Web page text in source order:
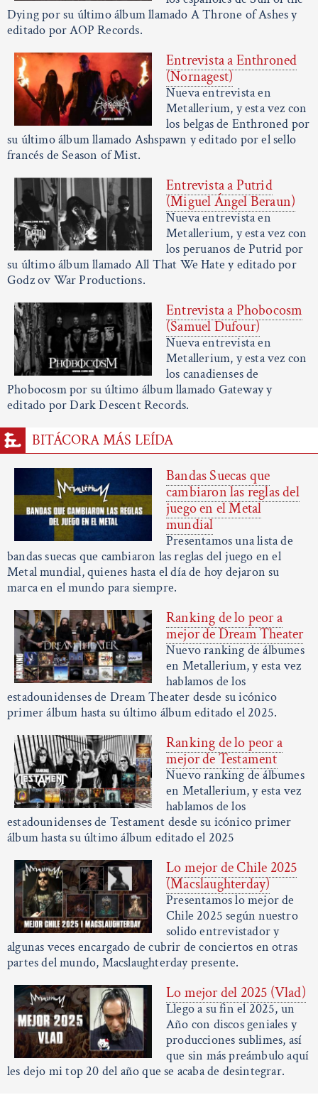
Dying por su último álbum llamado A Throne of Ashes y
editado por AOP Records.
Entrevista a Enthroned
(Nornagest)
Nueva entrevista en
Metallerium, y esta vez con
los belgas de Enthroned por
su último álbum llamado Ashspawn y editado por el sello
francés de Season of Mist.
Entrevista a Putrid
(Miguel Ángel Beraun)
Nueva entrevista en
Metallerium, y esta vez con
los peruanos de Putrid por
su último álbum llamado All That We Hate y editado por
Godz ov War Productions.
Entrevista a Phobocosm
(Samuel Dufour)
Nueva entrevista en
Metallerium, y esta vez con
los canadienses de
Phobocosm por su último álbum llamado Gateway y
editado por Dark Descent Records.
BITÁCORA MÁS LEÍDA
Bandas Suecas que
cambiaron las reglas del
juego en el Metal
mundial
Presentamos una lista de
bandas suecas que cambiaron las reglas del juego en el
Metal mundial, quienes hasta el día de hoy dejaron su
marca en el mundo para siempre.
Ranking de lo peor a
mejor de Dream Theater
Nuevo ranking de álbumes
en Metallerium, y esta vez
hablamos de los
estadounidenses de Dream Theater desde su icónico
primer álbum hasta su último álbum editado el 2025.
Ranking de lo peor a
mejor de Testament
Nuevo ranking de álbumes
en Metallerium, y esta vez
hablamos de los
estadounidenses de Testament desde su icónico primer
álbum hasta su último álbum editado el 2025
Lo mejor de Chile 2025
(Macslaughterday)
Presentamos lo mejor de
Chile 2025 según nuestro
solido entrevistador y
algunas veces encargado de cubrir de conciertos en otras
partes del mundo, Macslaughterday presente.
Lo mejor del 2025 (Vlad)
Llego a su fin el 2025, un
Año con discos geniales y
producciones sublimes, así
que sin más preámbulo aquí
les dejo mi top 20 del año que se acaba de desintegrar.